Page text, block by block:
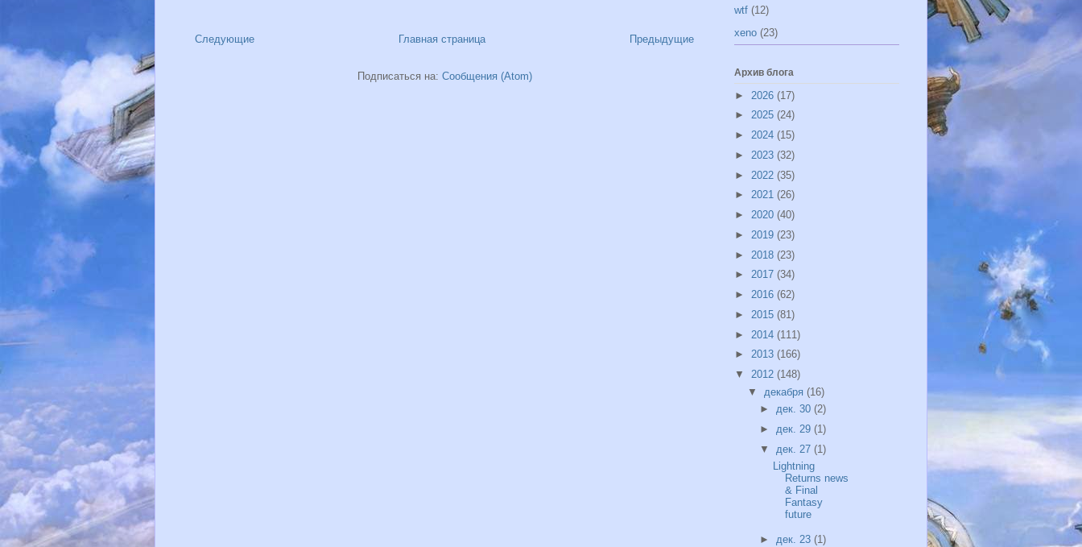
Следующие Предыдущие
Главная страница
Подписаться на: Сообщения (Atom)
wtf (12)
xeno (23)
Архив блога
► 2026 (17)
► 2025 (24)
► 2024 (15)
► 2023 (32)
► 2022 (35)
► 2021 (26)
► 2020 (40)
► 2019 (23)
► 2018 (23)
► 2017 (34)
► 2016 (62)
► 2015 (81)
► 2014 (111)
► 2013 (166)
▼ 2012 (148)
▼ декабря (16)
►дек. 30(2)
► дек. 29(1)
▼ дек. 27(1)
Lightning
Returns news
& Final
Fantasy
future
►дек. 23(1)